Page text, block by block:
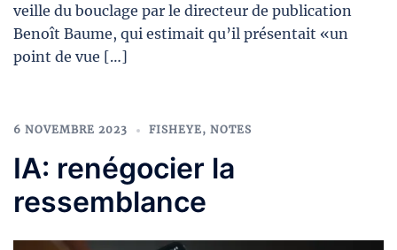
veille du bouclage par le directeur de publication
Benoît Baume, qui estimait qu’il présentait «un
point de vue […]
6 NOVEMBRE 2023 FISHEYE, NOTES
IA: renégocier la
ressemblance